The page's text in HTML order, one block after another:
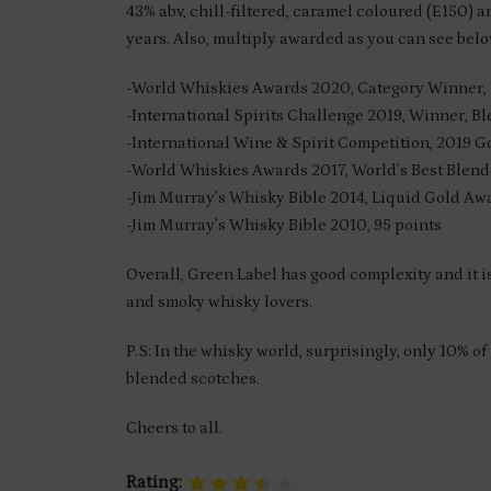
43% abv, chill-filtered, caramel coloured (E150)
years. Also, multiply awarded as you can see
-World Whiskies Awards 2020, Category
-International Spirits Challenge 2019, Winner,
-International Wine & Spirit Competition, 2019
-World Whiskies Awards 2017, World’s Best
-Jim Murray’s Whisky Bible 2014, Liquid Gold
-Jim Murray’s Whisky Bible 2010, 95 points
Overall, Green Label has good complexity and it
and smoky whisky lovers.
P.S: In the whisky world, surprisingly, only 10%
blended scotches.
Cheers to all.
Rating: